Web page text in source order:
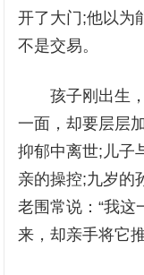
开了大门;他以为
不是交易。
孩子刚出生，
一面，却要层层
抑郁中离世;儿子
亲的操控;九岁的
老围常说：“我
来，却亲手将它